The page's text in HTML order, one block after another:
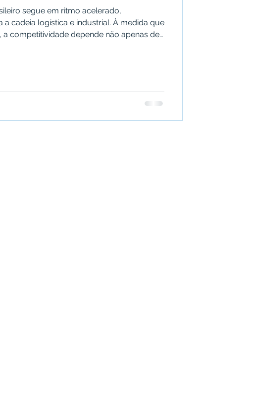
segue em ritmo acelerado,
a cadeia logística e industrial. À medida que
competitividade depende não apenas de
Hoje, empresas que atuam com